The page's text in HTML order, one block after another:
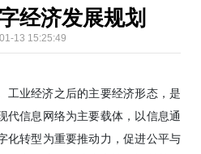
经济发展规划
13 15:25:49
工业经济之后的主要经济形态，是
代信息网络为主要载体，以信息通
化转型为重要推动力，促进公平与